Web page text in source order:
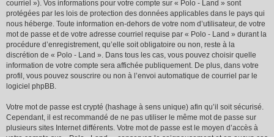
courriel »). Vos informations pour votre compte sur « Polo - Land » sont
protégées par les lois de protection des données applicables dans le pays qui
nous héberge. Toute information en-dehors de votre nom d’utilisateur, de votre
mot de passe et de votre adresse courriel requise par « Polo - Land » durant la
procédure d’enregistrement, qu’elle soit obligatoire ou non, reste à la
discrétion de « Polo - Land ». Dans tous les cas, vous pouvez choisir quelle
information de votre compte sera affichée publiquement. De plus, dans votre
profil, vous pouvez souscrire ou non à l’envoi automatique de courriel par le
logiciel phpBB.
Votre mot de passe est crypté (hashage à sens unique) afin qu’il soit sécurisé.
Cependant, il est recommandé de ne pas utiliser le même mot de passe sur
plusieurs sites Internet différents. Votre mot de passe est le moyen d’accès à